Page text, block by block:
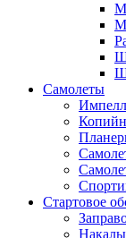
Самолеты
Стартовое